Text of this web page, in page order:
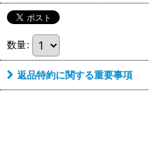
数量:
返品特約に関する重要事項